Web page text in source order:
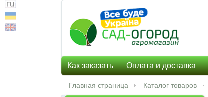
Как заказать Оплата и доставка
Главная страница Каталог товаров